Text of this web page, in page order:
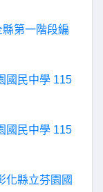
第一階段編
國民中學 115
國民中學 115
化縣立芬園國